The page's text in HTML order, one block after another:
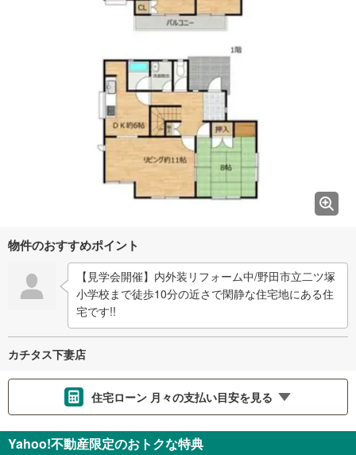
物件のおすすめポイント
【見学会開催】内外装リフォーム中/野田市立二ツ塚
小学校まで徒歩10分の近さで閑静な住宅地にある住
宅です!!
カチタス下妻店
住宅ローン 月々の支払い目安を見る
Yahoo!不動産限定のおトクな特典